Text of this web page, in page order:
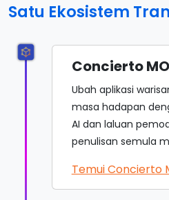
Satu Ekosistem
Concierto
Ubah aplikasi
masa hadapan
AI dan laluan
penulisan semula
Temui Concierto